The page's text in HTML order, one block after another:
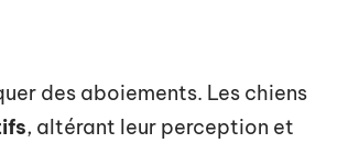
des aboiements. Les chiens
, altérant leur perception et